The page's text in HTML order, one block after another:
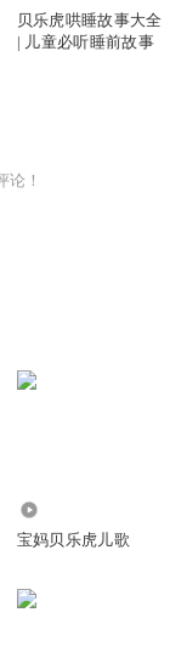
贝乐虎哄睡故事大全
| 儿童必听睡前故事
论！
宝妈贝乐虎儿歌